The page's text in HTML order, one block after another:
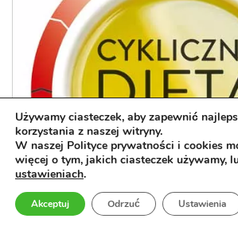
Używamy ciasteczek, aby zapewnić
korzystania z naszej witryny.
W naszej Polityce prywatności i cookies
więcej o tym, jakich ciasteczek używamy,
ustawieniach.
Akceptuj Odrzuć Ustawienia